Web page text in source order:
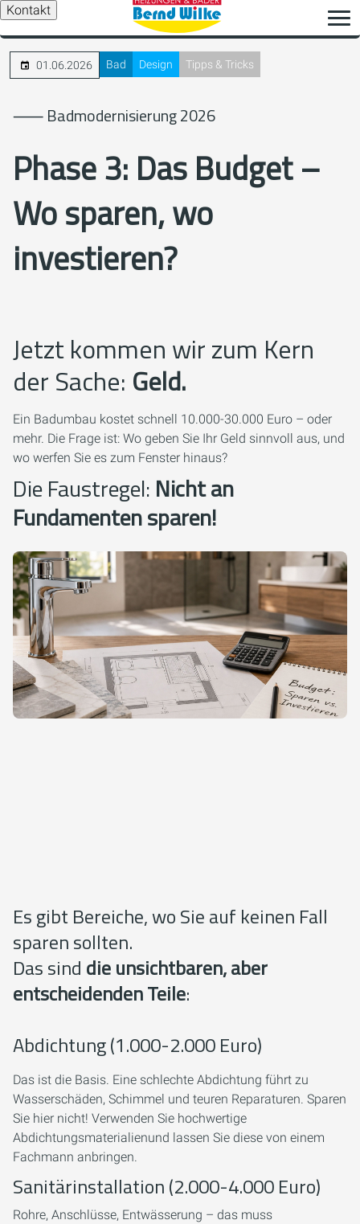
Kontakt
01.06.2026 Bad Design Tipps & Tricks
⸺ Badmodernisierung 2026
Phase 3: Das Budget –
Wo sparen, wo
investieren?
Jetzt kommen wir zum Kern
der Sache: Geld.
Ein Badumbau kostet schnell 10.000-30.000 Euro – oder
mehr. Die Frage ist: Wo geben Sie Ihr Geld sinnvoll aus, und
wo werfen Sie es zum Fenster hinaus?
Die Faustregel: Nicht an
Fundamenten sparen!
Es gibt Bereiche, wo Sie auf keinen Fall
sparen sollten.
Das sind die unsichtbaren, aber
entscheidenden Teile:
Abdichtung (1.000-2.000 Euro)
Das ist die Basis. Eine schlechte Abdichtung führt zu
Wasserschäden, Schimmel und teuren Reparaturen. Sparen
Sie hier nicht! Verwenden Sie hochwertige
Abdichtungsmaterialienund lassen Sie diese von einem
Fachmann anbringen.
Sanitärinstallation (2.000-4.000 Euro)
Rohre, Anschlüsse, Entwässerung – das muss